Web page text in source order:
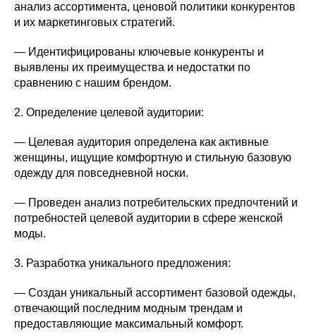
анализ ассортимента, ценовой политики конкурентов
и их маркетинговых стратегий.
— Идентифицированы ключевые конкуренты и
выявлены их преимущества и недостатки по
сравнению с нашим брендом.
2. Определение целевой аудитории:
— Целевая аудитория определена как активные
женщины, ищущие комфортную и стильную базовую
одежду для повседневной носки.
— Проведен анализ потребительских предпочтений и
потребностей целевой аудитории в сфере женской
моды.
3. Разработка уникального предложения:
— Создан уникальный ассортимент базовой одежды,
отвечающий последним модным трендам и
предоставляющие максимальный комфорт.